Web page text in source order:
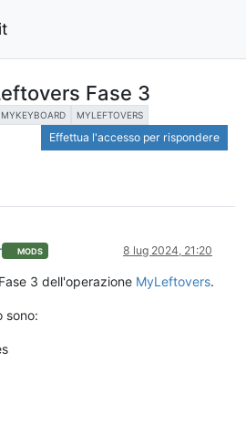
Fase 3
MYKEYBOARD MYLEFTOVERS
Effettua l'accesso per rispondere
MODS 8 lug 2024, 21:20
3 dell'operazione MyLeftovers.
sono: